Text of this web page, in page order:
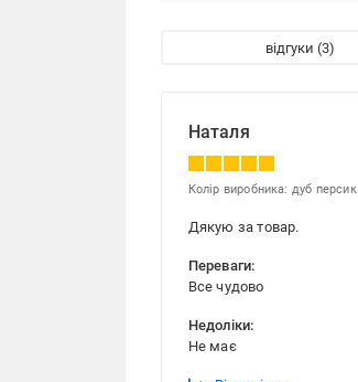
відгуки
Наталя
Колір виробника: дуб персик
Дякую за товар.
Переваги:
Все чудово
Недоліки:
Не має